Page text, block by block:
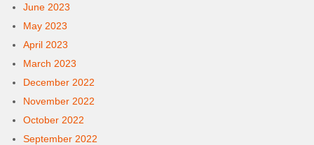
June 2023
May 2023
April 2023
March 2023
December 2022
November 2022
October 2022
September 2022